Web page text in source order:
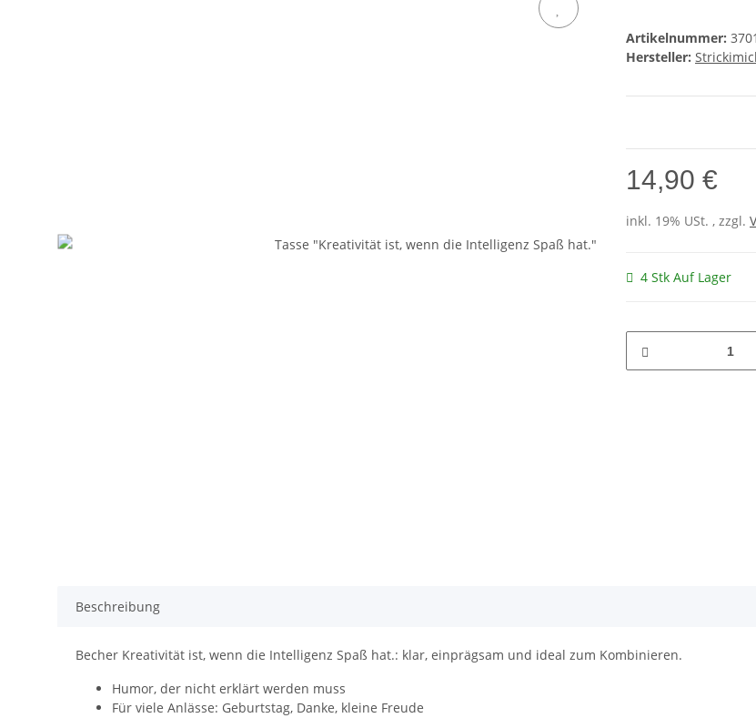
Artikelnummer: 3701
Hersteller:
14,90 €
inkl. 19% USt. , zzgl.
4 Stk Auf Lager
Beschreibung
Becher Kreativität ist, wenn die Intelligenz Spaß hat.: klar, einprägsam und ideal zum Kombinieren.
Humor, der nicht erklärt werden muss
Für viele Anlässe: Geburtstag, Danke, kleine Freude